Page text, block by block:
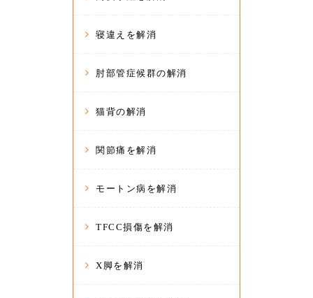
寝違えを解消
肘部管症候群の解消
猫背の解消
関節痛を解消
モートン病を解消
TFCC損傷を解消
X脚を解消